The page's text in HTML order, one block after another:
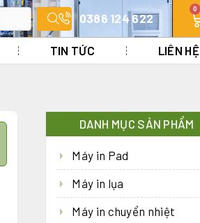
0386 124 622
0
TIN TỨC LIÊN HỆ
DANH MỤC SẢN PHẨM
Máy in Pad
Máy in lụa
Máy in chuyển nhiệt